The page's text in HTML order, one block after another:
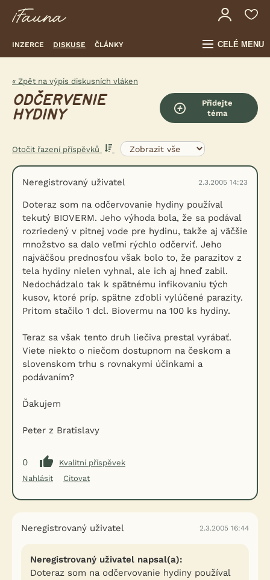
INZERCE DISKUSE ČLÁNKY CELÉ MENU
« Zpět na výpis diskusních vláken
ODČERVENIE
HYDINY
Přidejte
téma
Otočit řazení příspěvků
Neregistrovaný uživatel 2.3.2005 14:23
Doteraz som na odčervovanie hydiny používal
tekutý BIOVERM. Jeho výhoda bola, že sa podával
rozriedený v pitnej vode pre hydinu, takže aj väčšie
množstvo sa dalo veľmi rýchlo odčerviť. Jeho
najväčšou prednosťou však bolo to, že parazitov z
tela hydiny nielen vyhnal, ale ich aj hneď zabil.
Nedochádzalo tak k spätnému infikovaniu tých
kusov, ktoré príp. spätne zďobli vylúčené parazity.
Pritom stačilo 1 dcl. Biovermu na 100 ks hydiny.
Teraz sa však tento druh liečiva prestal vyrábať.
Viete niekto o niečom dostupnom na českom a
slovenskom trhu s rovnakymi účinkami a
podávaním?
Ďakujem
Peter z Bratislavy
0
Kvalitní příspěvek
Nahlásit
Citovat
Neregistrovaný uživatel 2.3.2005 16:44
Neregistrovaný uživatel napsal(a):
Doteraz som na odčervovanie hydiny používal